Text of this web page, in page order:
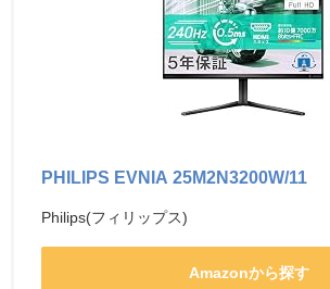
PHILIPS EVNIA 25M2N3200W/11
Philips(フィリップス)
Amazonから探す